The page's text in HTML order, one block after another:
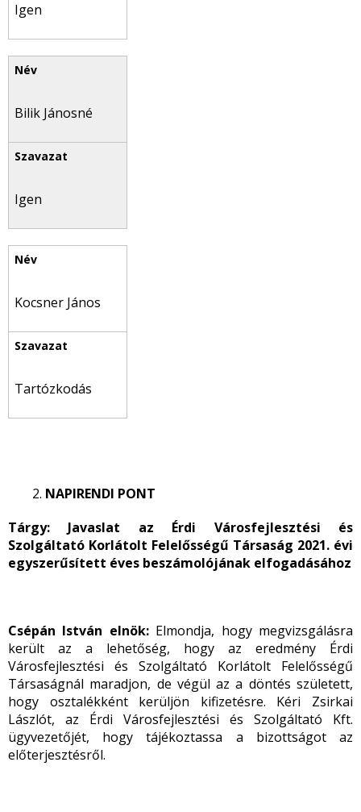
Igen
Bilik Jánosné
Igen
Kocsner János
Tartózkodás
NAPIRENDI PONT
Tárgy: Javaslat az Érdi Városfejlesztési és
Szolgáltató Korlátolt Felelősségű Társaság 2021. évi
egyszerűsített éves beszámolójának elfogadásához
Csépán István elnök: Elmondja, hogy megvizsgálásra
került az a lehetőség, hogy az eredmény Érdi
Városfejlesztési és Szolgáltató Korlátolt Felelősségű
Társaságnál maradjon, de végül az a döntés született,
hogy osztalékként kerüljön kifizetésre. Kéri Zsirkai
Lászlót, az Érdi Városfejlesztési és Szolgáltató Kft.
ügyvezetőjét, hogy tájékoztassa a bizottságot az
előterjesztésről.